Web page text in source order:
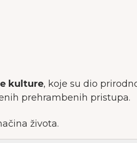
kulture, koje su dio
prehrambenih pristupa.
života.